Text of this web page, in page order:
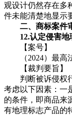
观设计仍然存在多
件未能清楚地显示
二、商标案件
12.认定侵害地
【案号】
（2024）最高
【裁判要旨】
判断被诉侵权行
考虑以下因素：一
的条件，即商品来
有地理标志产品的